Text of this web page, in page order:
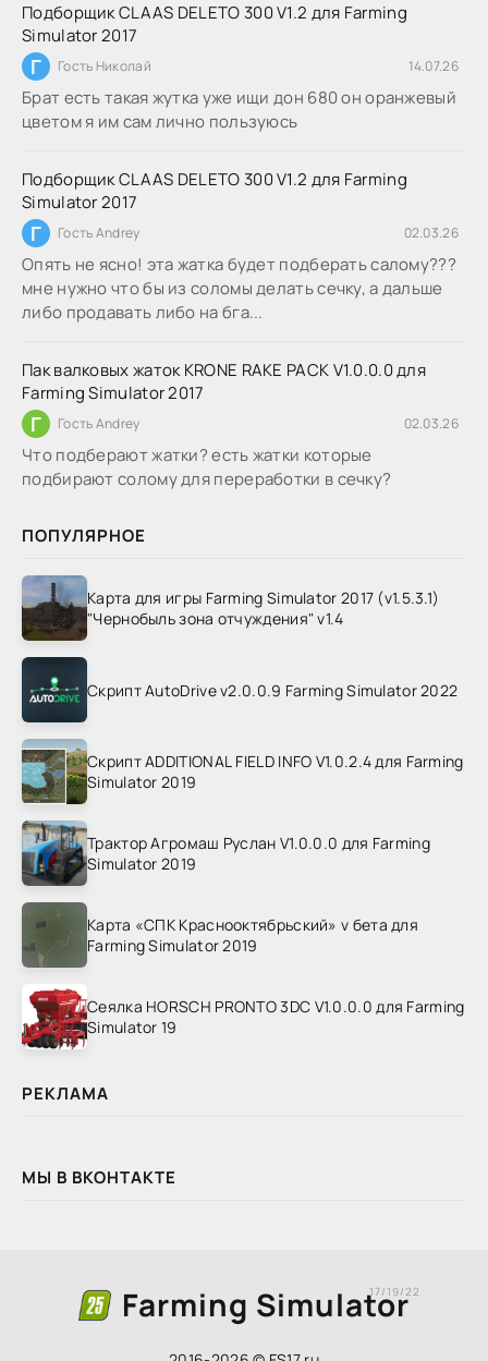
Подборщик CLAAS DELETO 300 V1.2 для Farming
Simulator 2017
Г Гость Николай 14.07.26
Брат есть такая жутка уже ищи дон 680 он оранжевый
цветом я им сам лично пользуюсь
Подборщик CLAAS DELETO 300 V1.2 для Farming
Simulator 2017
Г Гость Andrey 02.03.26
Опять не ясно! эта жатка будет подберать салому???
мне нужно что бы из соломы делать сечку, а дальше
либо продавать либо на бга...
Пак валковых жаток KRONE RAKE PACK V1.0.0.0 для
Farming Simulator 2017
Г Гость Andrey 02.03.26
Что подберают жатки? есть жатки которые
подбирают солому для переработки в сечку?
ПОПУЛЯРНОЕ
Карта для игры Farming Simulator 2017 (v1.5.3.1)
"Чернобыль зона отчуждения" v1.4
Скрипт AutoDrive v2.0.0.9 Farming Simulator 2022
Скрипт ADDITIONAL FIELD INFO V1.0.2.4 для Farming
Simulator 2019
Трактор Агромаш Руслан V1.0.0.0 для Farming
Simulator 2019
Карта «СПК Краснооктябрьский» v бета для
Farming Simulator 2019
Сеялка HORSCH PRONTO 3DC V1.0.0.0 для Farming
Simulator 19
РЕКЛАМА
МЫ В ВКОНТАКТЕ
Farming Simulator
17/19/22